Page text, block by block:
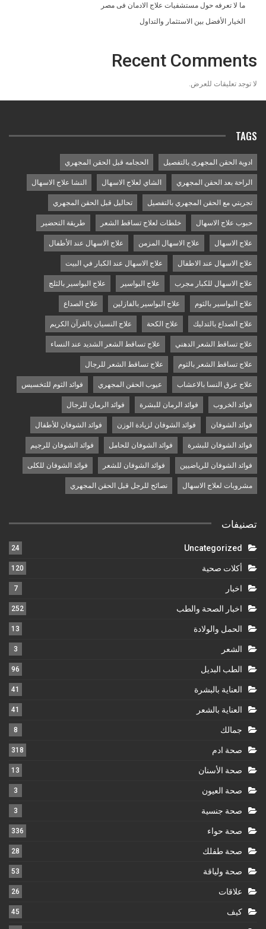
ما لا تعرفه حول مستشفيات علاج الادمان فى مصر
الخيار الأفضل بين الاستثمار والتداول
Recent Comments
لا توجد تعليقات للعرض.
TAGS
ادوية الحقن المجهرى بالتفصيل الحجامه قبل الحقن المجهري
الراحة بعد الحقن المجهري الشاي لعلاج الاسهال النشا علاج الاسهال
تجربتي مع الحقن المجهري بالتفصيل تحاليل قبل الحقن المجهري
حبوب علاج الاسهال خلطات لعلاج تساقط الشعر طريقة التحضير
علاج الاسهال علاج الاسهال المزمن علاج الاسهال عند الأطفال
علاج الاسهال عند الاطفال علاج الاسهال عند الكبار في البيت
علاج الاسهال للكبار مجرب علاج البواسير علاج البواسير بالثلج
علاج البواسير بالثوم علاج البواسير بالفازلين علاج الصداع
علاج الصداع بالتدليك علاج الكحة علاج النسيان بالقرآن الكريم
علاج تساقط الشعر الدهني علاج تساقط الشعر الشديد عند النساء
علاج تساقط الشعر بالثوم علاج تساقط الشعر للرجال
علاج عرق النسا بالاعشاب عيوب الحقن المجهري فوائد الثوم للتخسيس
فوائد الخروب فوائد الرمان للبشرة فوائد الرمان للرجال
فوائد الشوفان فوائد الشوفان لزيادة الوزن فوائد الشوفان للأطفال
فوائد الشوفان للبشرة فوائد الشوفان للحامل فوائد الشوفان للرجيم
فوائد الشوفان للرياضيين فوائد الشوفان للشعر فوائد الشوفان للكلى
مشروبات لعلاج الاسهال نصائح للرجل قبل الحقن المجهري
تصنيفات
Uncategorized
24
أكلات صحية 120
اخبار 7
اخبار الصحة والطب 252
الحمل والولادة 13
الشعر 3
الطب البديل 96
العناية بالبشرة 41
العناية بالشعر 41
جمالك 8
صحة ادم 318
صحة الأسنان 13
صحة العيون 3
صحة جنسية 3
صحة حواء 336
صحة طفلك 28
صحة ولياقة 53
علاقات 26
كيف 45